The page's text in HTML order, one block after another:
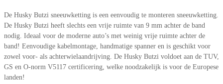
De Husky Butzi sneeuwketting is een eenvoudig te monteren sneeuwketting.
De Husky Butzi heeft slechts een vrije ruimte van 9 mm achter de band
nodig. Ideaal voor de moderne auto’s met weinig vrije ruimte achter de
band! Eenvoudige kabelmontage, handmatige spanner en is geschikt voor
zowel voor- als achterwielaandrijving. De Husky Butzi voldoet aan de TUV,
GS en O-norm V5117 certificering, welke noodzakelijk is voor de Europese
landen!